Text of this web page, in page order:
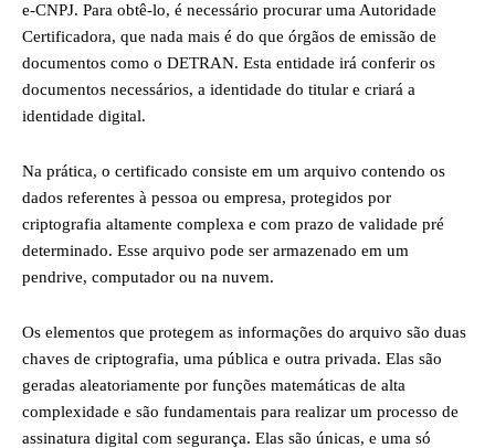
e-CNPJ. Para obtê-lo, é necessário procurar uma Autoridade
Certificadora, que nada mais é do que órgãos de emissão de
documentos como o DETRAN. Esta entidade irá conferir os
documentos necessários, a identidade do titular e criará a
identidade digital.
Na prática, o certificado consiste em um arquivo contendo os
dados referentes à pessoa ou empresa, protegidos por
criptografia altamente complexa e com prazo de validade pré
determinado. Esse arquivo pode ser armazenado em um
pendrive, computador ou na nuvem.
Os elementos que protegem as informações do arquivo são duas
chaves de criptografia, uma pública e outra privada. Elas são
geradas aleatoriamente por funções matemáticas de alta
complexidade e são fundamentais para realizar um processo de
assinatura digital com segurança. Elas são únicas, e uma só